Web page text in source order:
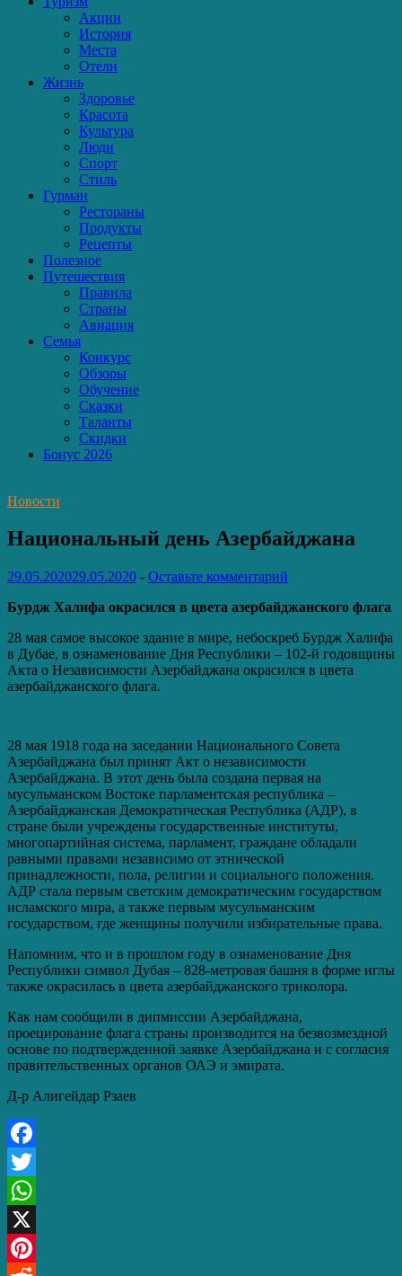
Акции
История
Места
Отели
Жизнь
Здоровье
Красота
Культура
Люди
Спорт
Стиль
Гурман
Рестораны
Продукты
Рецепты
Полезное
Путешествия
Правила
Страны
Авиация
Семья
Конкурс
Обзоры
Обучение
Сказки
Таланты
Скидки
Бонус 2026
Новости
Национальный день Азербайджана
29.05.202029.05.2020 - Оставьте комментарий
Бурдж Халифа окрасился в цвета азербайджанского флага
28 мая самое высокое здание в мире, небоскреб Бурдж Халифа
в Дубае, в ознаменование Дня Республики – 102-й годовщины
Актa о Независимости Азербайджана окрасился в цвета
азербайджанского флага.
28 мая 1918 года на заседании Национального Совета
Азербайджана был принят Акт о независимости
Азербайджана. В этот день была создана первая на
мусульманском Востоке парламентская республика –
Азербайджанская Демократическая Республика (АДР), в
стране были учреждены государственные институты,
многопартийная система, парламент, граждане обладали
равными правами независимо от этнической
принадлежности, пола, религии и социального положения.
АДР стала первым светским демократическим государством
исламского мира, а также первым мусульманским
государством, где женщины получили избирательные права.
Напомним, что и в прошлом году в ознаменование Дня
Республики символ Дубая – 828-метровая башня в форме иглы
также окрасилась в цвета азербайджанского триколора.
Как нам сообщили в дипмиссии Азербайджана,
проецирование флага страны производится на безвозмездной
основе по подтвержденной заявке Азербайджана и с согласия
правительственных органов ОАЭ и эмирата.
Д-р Алигейдар Рзаев
Facebook
Twitter
WhatsApp
X